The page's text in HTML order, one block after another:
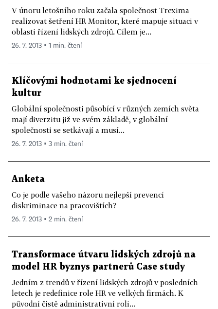
V únoru letošního roku začala společnost Trexima
realizovat šetření HR Monitor, které mapuje situaci v
oblasti řízení lidských zdrojů. Cílem je...
26. 7. 2013 ▪ 1 min. čtení
Klíčovými hodnotami ke sjednocení
kultur
Globální společnosti působící v různých zemích světa
mají diverzitu již ve svém základě, v globální
společnosti se setkávají a musí...
26. 7. 2013 ▪ 3 min. čtení
Anketa
Co je podle vašeho názoru nejlepší prevencí
diskriminace na pracovištích?
26. 7. 2013 ▪ 2 min. čtení
Transformace útvaru lidských zdrojů na
model HR byznys partnerů Case study
Jedním z trendů v řízení lidských zdrojů v posledních
letech je redefinice role HR ve velkých firmách. K
původní čistě administrativní roli...